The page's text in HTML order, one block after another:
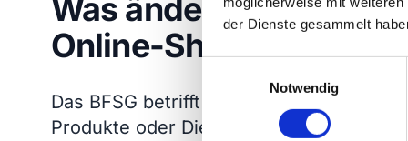
der Dienste gesammelt
w
Notwendig
Was ändert sich für
Online-Shops?
Das BFSG betrifft alle Online-Shops und
Produkte oder Dienstleistungen im